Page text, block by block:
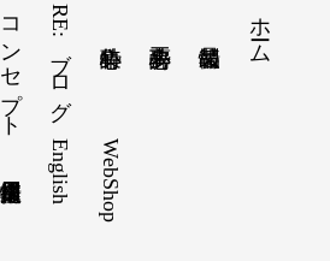
ホーム
RE:ブログ
コンセプト
WebShop
English